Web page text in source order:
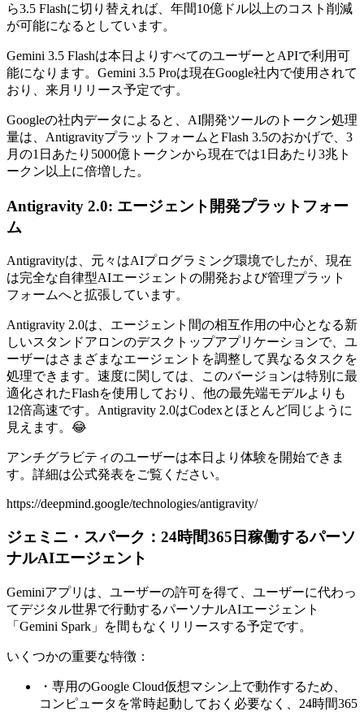
ら3.5 Flashに切り替えれば、年間10億ドル以上のコスト削減
が可能になるとしています。
Gemini 3.5 Flashは本日よりすべてのユーザーとAPIで利用可
能になります。Gemini 3.5 Proは現在Google社内で使用されて
おり、来月リリース予定です。
Googleの社内データによると、AI開発ツールのトークン処理
量は、AntigravityプラットフォームとFlash 3.5のおかげで、3
月の1日あたり5000億トークンから現在では1日あたり3兆ト
ークン以上に倍増した。
Antigravity 2.0: エージェント開発プラットフォー
ム
Antigravityは、元々はAIプログラミング環境でしたが、現在
は完全な自律型AIエージェントの開発および管理プラット
フォームへと拡張しています。
Antigravity 2.0は、エージェント間の相互作用の中心となる新
しいスタンドアロンのデスクトップアプリケーションで、ユ
ーザーはさまざまなエージェントを調整して異なるタスクを
処理できます。速度に関しては、このバージョンは特別に最
適化されたFlashを使用しており、他の最先端モデルよりも
12倍高速です。Antigravity 2.0はCodexとほとんど同じように
見えます。😂
アンチグラビティのユーザーは本日より体験を開始できま
す。詳細は公式発表をご覧ください。
https://deepmind.google/technologies/antigravity/
ジェミニ・スパーク：24時間365日稼働するパーソ
ナルAIエージェント
Geminiアプリは、ユーザーの許可を得て、ユーザーに代わっ
てデジタル世界で行動するパーソナルAIエージェント
「Gemini Spark」を間もなくリリースする予定です。
いくつかの重要な特徴：
・専用のGoogle Cloud仮想マシン上で動作するため、
コンピュータを常時起動しておく必要なく、24時間365